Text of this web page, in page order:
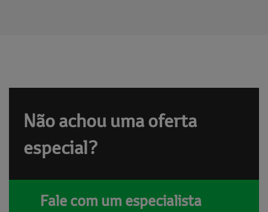
Não achou uma oferta
especial?
Fale com um especialista